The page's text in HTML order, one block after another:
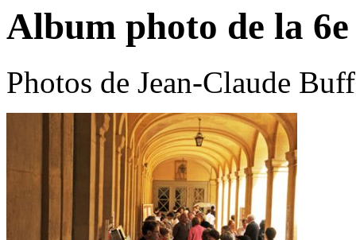
Album photo de la
Photos de Jean-Claude